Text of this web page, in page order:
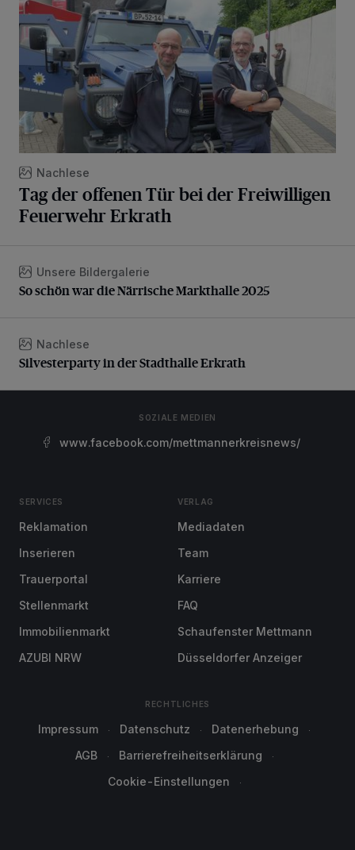
Nachlese
Tag der offenen Tür bei der Freiwilligen
Feuerwehr Erkrath
So schön war die Närrische Markthalle 2025
Unsere Bildergalerie
So schön war die Närrische Markthalle 2025
Silvesterparty in der Stadthalle Erkrath
Nachlese
Silvesterparty in der Stadthalle Erkrath
SOZIALE MEDIEN
www.facebook.com/mettmannerkreisnews/
SERVICES
Reklamation
Inserieren
Trauerportal
Stellenmarkt
Immobilienmarkt
AZUBI NRW
VERLAG
Mediadaten
Team
Karriere
FAQ
Schaufenster Mettmann
Düsseldorfer Anzeiger
RECHTLICHES
Impressum Datenschutz
Datenerhebung
AGB
Barrierefreiheitserklärung
Cookie-Einstellungen